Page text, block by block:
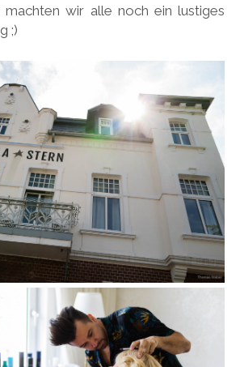
machten wir alle noch ein lustiges
;)